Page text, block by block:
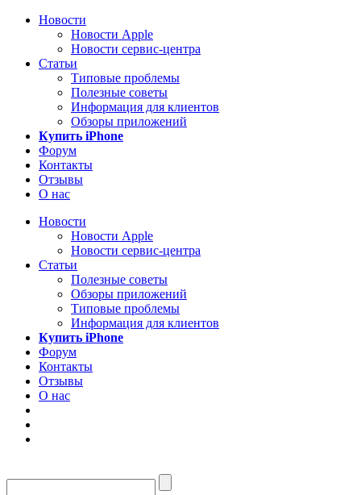
Новости
Новости Apple
Новости сервис-центра
Статьи
Типовые проблемы
Полезные советы
Информация для клиентов
Обзоры приложений
Купить iPhone
Форум
Контакты
Отзывы
О нас
Новости
Новости Apple
Новости сервис-центра
Статьи
Полезные советы
Обзоры приложений
Типовые проблемы
Информация для клиентов
Купить iPhone
Форум
Контакты
Отзывы
О нас